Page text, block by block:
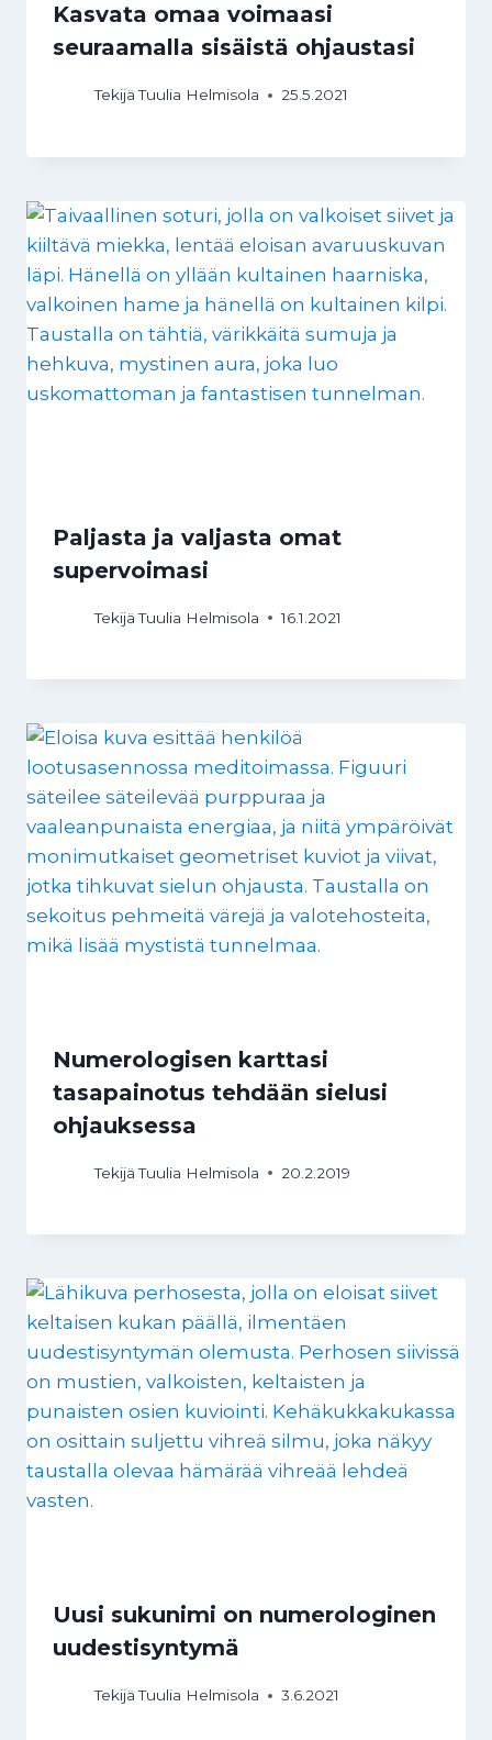
Kasvata omaa voimaasi
seuraamalla sisäistä ohjaustasi
Tekijä Tuulia Helmisola 25.5.2021
Paljasta ja valjasta omat
supervoimasi
Tekijä Tuulia Helmisola 16.1.2021
Numerologisen karttasi
tasapainotus tehdään sielusi
ohjauksessa
Tekijä Tuulia Helmisola 20.2.2019
Uusi sukunimi on numerologinen
uudestisyntymä
Tekijä Tuulia Helmisola 3.6.2021